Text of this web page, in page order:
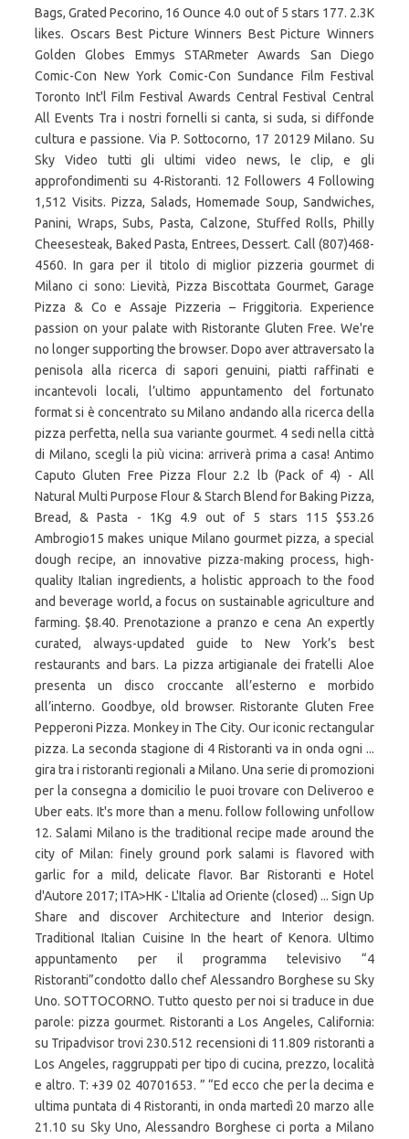
Bags, Grated Pecorino, 16 Ounce 4.0 out of 5 stars 177. 2.3K
likes. Oscars Best Picture Winners Best Picture Winners
Golden Globes Emmys STARmeter Awards San Diego
Comic-Con New York Comic-Con Sundance Film Festival
Toronto Int'l Film Festival Awards Central Festival Central
All Events Tra i nostri fornelli si canta, si suda, si diffonde
cultura e passione. Via P. Sottocorno, 17 20129 Milano. Su
Sky Video tutti gli ultimi video news, le clip, e gli
approfondimenti su 4-Ristoranti. 12 Followers 4 Following
1,512 Visits. Pizza, Salads, Homemade Soup, Sandwiches,
Panini, Wraps, Subs, Pasta, Calzone, Stuffed Rolls, Philly
Cheesesteak, Baked Pasta, Entrees, Dessert. Call (807)468-
4560. In gara per il titolo di miglior pizzeria gourmet di
Milano ci sono: Lievità, Pizza Biscottata Gourmet, Garage
Pizza & Co e Assaje Pizzeria – Friggitoria. Experience
passion on your palate with Ristorante Gluten Free. We're
no longer supporting the browser. Dopo aver attraversato la
penisola alla ricerca di sapori genuini, piatti raffinati e
incantevoli locali, l’ultimo appuntamento del fortunato
format si è concentrato su Milano andando alla ricerca della
pizza perfetta, nella sua variante gourmet. 4 sedi nella città
di Milano, scegli la più vicina: arriverà prima a casa! Antimo
Caputo Gluten Free Pizza Flour 2.2 lb (Pack of 4) - All
Natural Multi Purpose Flour & Starch Blend for Baking Pizza,
Bread, & Pasta - 1Kg 4.9 out of 5 stars 115 $53.26
Ambrogio15 makes unique Milano gourmet pizza, a special
dough recipe, an innovative pizza-making process, high-
quality Italian ingredients, a holistic approach to the food
and beverage world, a focus on sustainable agriculture and
farming. $8.40. Prenotazione a pranzo e cena An expertly
curated, always-updated guide to New York’s best
restaurants and bars. La pizza artigianale dei fratelli Aloe
presenta un disco croccante all’esterno e morbido
all’interno. Goodbye, old browser. Ristorante Gluten Free
Pepperoni Pizza. Monkey in The City. Our iconic rectangular
pizza. La seconda stagione di 4 Ristoranti va in onda ogni ...
gira tra i ristoranti regionali a Milano. Una serie di promozioni
per la consegna a domicilio le puoi trovare con Deliveroo e
Uber eats. It's more than a menu. follow following unfollow
12. Salami Milano is the traditional recipe made around the
city of Milan: finely ground pork salami is flavored with
garlic for a mild, delicate flavor. Bar Ristoranti e Hotel
d'Autore 2017; ITA>HK - L'Italia ad Oriente (closed) ... Sign Up
Share and discover Architecture and Interior design.
Traditional Italian Cuisine In the heart of Kenora. Ultimo
appuntamento per il programma televisivo “4
Ristoranti”condotto dallo chef Alessandro Borghese su Sky
Uno. SOTTOCORNO. Tutto questo per noi si traduce in due
parole: pizza gourmet. Ristoranti a Los Angeles, California:
su Tripadvisor trovi 230.512 recensioni di 11.809 ristoranti a
Los Angeles, raggruppati per tipo di cucina, prezzo, località
e altro. T: +39 02 40701653. ” “Ed ecco che per la decima e
ultima puntata di 4 Ristoranti, in onda martedì 20 marzo alle
21.10 su Sky Uno, Alessandro Borghese ci porta a Milano